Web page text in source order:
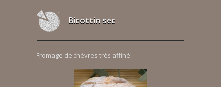
Bicottin sec
Fromage de chèvres très affiné.